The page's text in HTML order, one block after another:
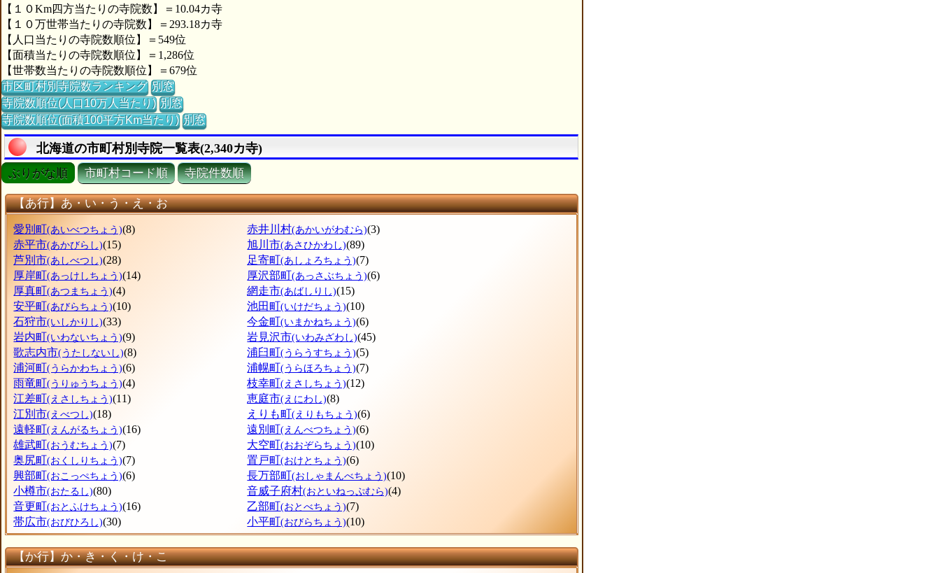
【１０Km四方当たりの寺院数】＝10.04カ寺
【１０万世帯当たりの寺院数】＝293.18カ寺
【人口当たりの寺院数順位】＝549位
【面積当たりの寺院数順位】＝1,286位
【世帯数当たりの寺院数順位】＝679位
市区町村別寺院数ランキング 別窓
寺院数順位(人口10万人当たり) 別窓
寺院数順位(面積100平方Km当たり) 別窓
北海道の市町村別寺院一覧表(2,340カ寺)
ぶりがな順 市町村コード順 寺院件数順
【あ行】あ・い・う・え・お
愛別町(あいべつちょう)(8) 赤井川村(あかいがわむら)(3)
赤平市(あかびらし)(15) 旭川市(あさひかわし)(89)
芦別市(あしべつし)(28) 足寄町(あしょろちょう)(7)
厚岸町(あっけしちょう)(14) 厚沢部町(あっさぶちょう)(6)
厚真町(あつまちょう)(4) 網走市(あばしりし)(15)
安平町(あびらちょう)(10) 池田町(いけだちょう)(10)
石狩市(いしかりし)(33) 今金町(いまかねちょう)(6)
岩内町(いわないちょう)(9) 岩見沢市(いわみざわし)(45)
歌志内市(うたしないし)(8) 浦臼町(うらうすちょう)(5)
浦河町(うらかわちょう)(6) 浦幌町(うらほろちょう)(7)
雨竜町(うりゅうちょう)(4) 枝幸町(えさしちょう)(12)
江差町(えさしちょう)(11) 恵庭市(えにわし)(8)
江別市(えべつし)(18) えりも町(えりもちょう)(6)
遠軽町(えんがるちょう)(16) 遠別町(えんべつちょう)(6)
雄武町(おうむちょう)(7) 大空町(おおぞらちょう)(10)
奥尻町(おくしりちょう)(7) 置戸町(おけとちょう)(6)
興部町(おこっぺちょう)(6) 長万部町(おしゃまんべちょう)(10)
小樽市(おたるし)(80) 音威子府村(おといねっぷむら)(4)
音更町(おとふけちょう)(16) 乙部町(おとべちょう)(7)
帯広市(おびひろし)(30) 小平町(おびらちょう)(10)
【か行】か・き・く・け・こ